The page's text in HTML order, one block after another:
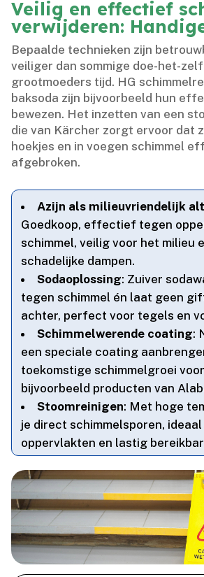
Veilig en effectief
verwijderen:
Bepaalde technieken zijn
veiliger dan sommige doe-het-
grootmoeders tijd.​ HG
baksoda zijn bijvoorbeeld hun
bewezen.​ Het inzetten van een
die van Kärcher zorgt ervoor dat
hoekjes en in voegen schimmel
afgebroken.​
Azijn als milieuvriendelijk
Goedkoop, effectief tegen
schimmel, veilig voor het milieu
schadelijke dampen.​
Sodaoplossing: Zuiver
tegen schimmel én laat geen
achter, perfect voor tegels en
Schimmelwerende coating:
een speciale coating
toekomstige schimmelgroei
bijvoorbeeld producten van
Stoomreinigen: Met hoge
je direct schimmelsporen,
oppervlakten en lastig